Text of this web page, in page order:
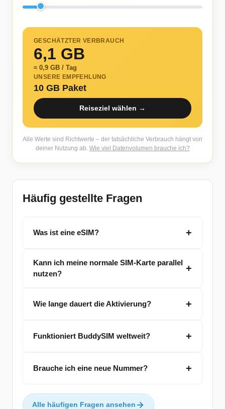
GESCHÄTZTER VERBRAUCH
6,1 GB
≈ 0,9 GB / Tag
UNSERE EMPFEHLUNG
10 GB Paket
Reiseziel wählen →
Alle Werte sind Richtwerte – der tatsächliche Verbrauch hängt von
deiner Nutzung ab. Wie viel Datenvolumen brauche ich?
Häufig gestellte Fragen
Was ist eine eSIM?
Kann ich meine normale SIM-Karte parallel
nutzen?
Wie lange dauert die Aktivierung?
Funktioniert BuddySIM weltweit?
Brauche ich eine neue Nummer?
Alle häufigen Fragen ansehen